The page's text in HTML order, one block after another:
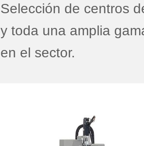
Selección de centros
y toda una amplia
en el sector.